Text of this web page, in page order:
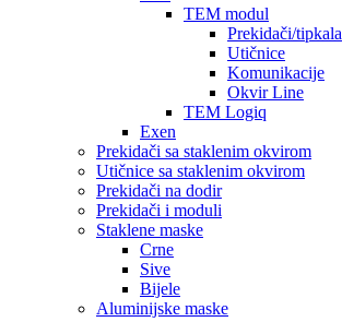
TEM modul
Prekidači/tipkala
Utičnice
Komunikacije
Okvir Line
TEM Logiq
Exen
Prekidači sa staklenim okvirom
Utičnice sa staklenim okvirom
Prekidači na dodir
Prekidači i moduli
Staklene maske
Crne
Sive
Bijele
Aluminijske maske